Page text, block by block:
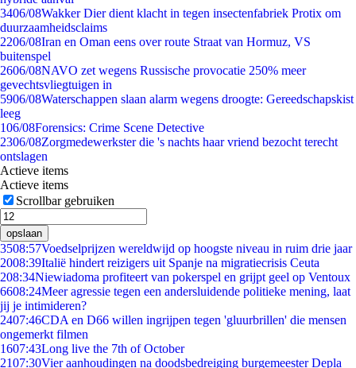
3406/08Wakker Dier dient klacht in tegen insectenfabriek Protix om
duurzaamheidsclaims
2206/08Iran en Oman eens over route Straat van Hormuz, VS
buitenspel
2606/08NAVO zet wegens Russische provocatie 250% meer
gevechtsvliegtuigen in
5906/08Waterschappen slaan alarm wegens droogte: Gereedschapskist
leeg
106/08Forensics: Crime Scene Detective
2306/08Zorgmedewerkster die 's nachts haar vriend bezocht terecht
ontslagen
Actieve items
Actieve items
Scrollbar gebruiken
opslaan
3508:57Voedselprijzen wereldwijd op hoogste niveau in ruim drie jaar
2008:39Italië hindert reizigers uit Spanje na migratiecrisis Ceuta
208:34Niewiadoma profiteert van pokerspel en grijpt geel op Ventoux
6608:24Meer agressie tegen een andersluidende politieke mening, laat
jij je intimideren?
2407:46CDA en D66 willen ingrijpen tegen 'gluurbrillen' die mensen
ongemerkt filmen
1607:43Long live the 7th of October
2107:30Vier aanhoudingen na doodsbedreiging burgemeester Depla